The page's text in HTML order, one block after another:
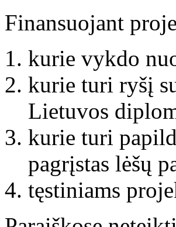
Finansuojant
kurie vykdo
kurie turi ryšį
Lietuvos
kurie turi
pagrįstas lėšų
tęstiniams